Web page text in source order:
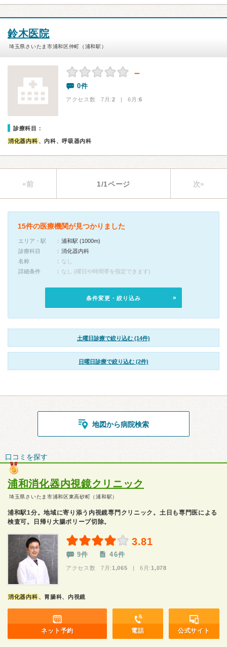
鈴木医院
埼玉県さいたま市浦和区仲町（浦和駅）
－
0件
アクセス数 7月:2 | 6月:6
診療科目：
消化器内科 、内科、呼吸器内科
«前 1/1ページ 次»
15件の医療機関が見つかりました
エリア・駅
浦和駅 (1000m)
診療科目
消化器内科
名称
なし
詳細条件
なし (曜日や時間帯を指定できます)
条件変更・絞り込み
土曜日診療で絞り込む (14件)
日曜日診療で絞り込む (2件)
地図から病院検索
口コミを探す
浦和消化器内視鏡クリニック
埼玉県さいたま市浦和区東高砂町（浦和駅）
浦和駅1分。地域に寄り添う内視鏡専門クリニック。土日も専門医による
検査可。日帰り大腸ポリープ切除。
3.81
9件 46件
アクセス数 7月: 1,065 | 6月: 1,078
消化器内科 、胃腸科、内視鏡
ネット予約 電話 公式サイト